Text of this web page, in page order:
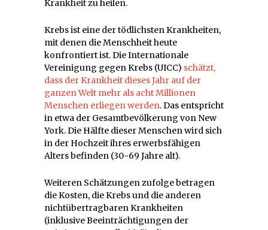
Krankheit zu heilen.
Krebs ist eine der tödlichsten Krankheiten,
mit denen die Menschheit heute
konfrontiert ist. Die Internationale
Vereinigung gegen Krebs (UICC) schätzt,
dass der Krankheit dieses Jahr auf der
ganzen Welt mehr als acht Millionen
Menschen erliegen werden. Das entspricht
in etwa der Gesamtbevölkerung von New
York. Die Hälfte dieser Menschen wird sich
in der Hochzeit ihres erwerbsfähigen
Alters befinden (30-69 Jahre alt).
Weiteren Schätzungen zufolge betragen
die Kosten, die Krebs und die anderen
nichtübertragbaren Krankheiten
(inklusive Beeinträchtigungen der